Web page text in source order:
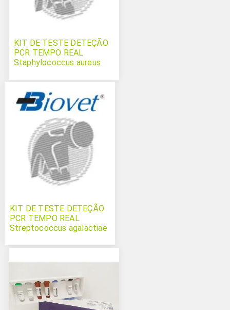
KIT DE TESTE DETEÇÃO
PCR TEMPO REAL
Staphylococcus aureus
KIT DE TESTE DETEÇÃO
PCR TEMPO REAL
Streptococcus agalactiae